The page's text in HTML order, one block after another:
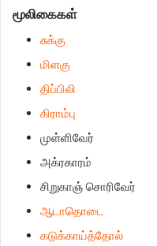
மூலிகைகள்
சுக்கு
மிளகு
திப்பிலி
கிராம்பு
முள்ளிவேர்
அக்ரகாரம்
சிறுகாஞ் சொரிவேர்
ஆடாதொடை
கடுக்காய்த்தோல்